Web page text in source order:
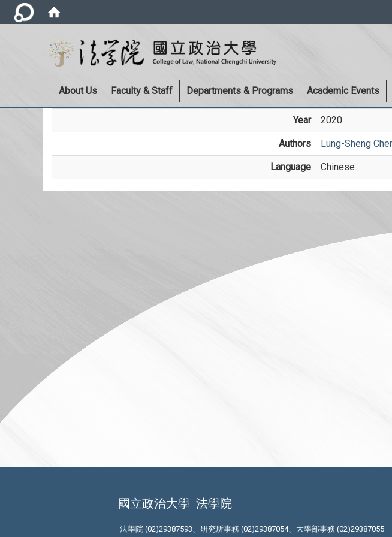
About Us Faculty & Staff Departments & Programs Academic Events
Year 2020
Authors Lung-Sheng
Language Chinese
國立政治大學 法學院
法學院 (02)29387593、研究所事務 (02)29387054、大學部事務 (02)29387055